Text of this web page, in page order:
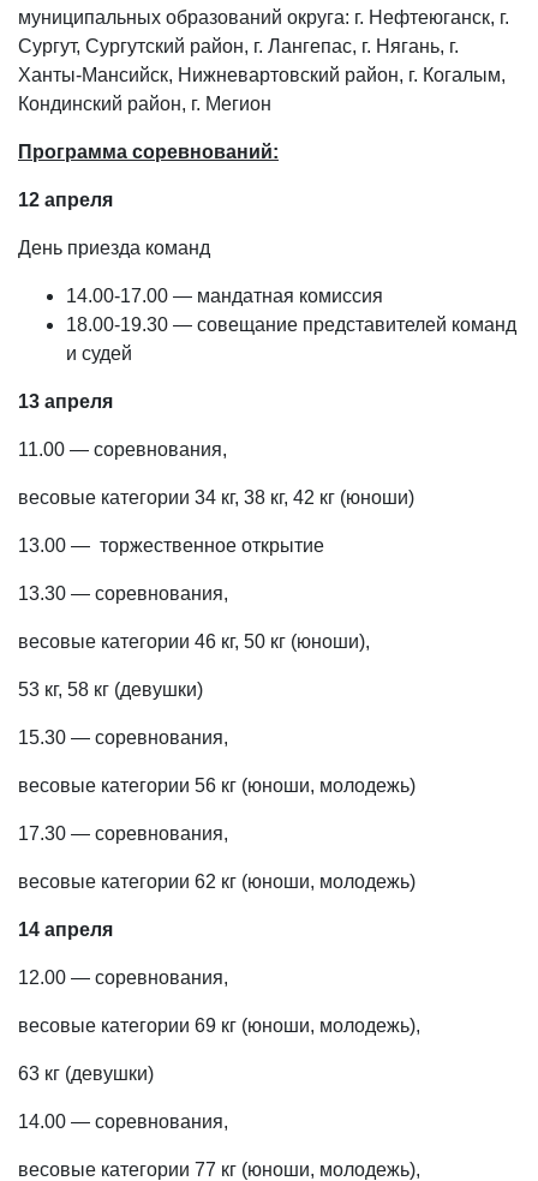
муниципальных образований округа: г. Нефтеюганск, г.
Сургут, Сургутский район, г. Лангепас, г. Нягань, г.
Ханты-Мансийск, Нижневартовский район, г. Когалым,
Кондинский район, г. Мегион
Программа соревнований:
12 апреля
День приезда команд
14.00-17.00 — мандатная комиссия
18.00-19.30 — совещание представителей команд
и судей
13 апреля
11.00 — соревнования,
весовые категории 34 кг, 38 кг, 42 кг (юноши)
13.00 — торжественное открытие
13.30 — соревнования,
весовые категории 46 кг, 50 кг (юноши),
53 кг, 58 кг (девушки)
15.30 — соревнования,
весовые категории 56 кг (юноши, молодежь)
17.30 — соревнования,
весовые категории 62 кг (юноши, молодежь)
14 апреля
12.00 — соревнования,
весовые категории 69 кг (юноши, молодежь),
63 кг (девушки)
14.00 — соревнования,
весовые категории 77 кг (юноши, молодежь),